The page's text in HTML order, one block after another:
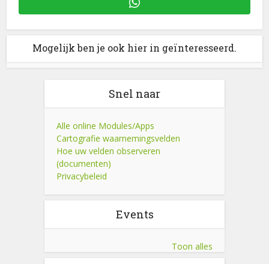
Mogelijk ben je ook hier in geïnteresseerd.
Snel naar
Alle online Modules/Apps
Cartografie waarnemingsvelden
Hoe uw velden observeren
(documenten)
Privacybeleid
Events
Toon alles